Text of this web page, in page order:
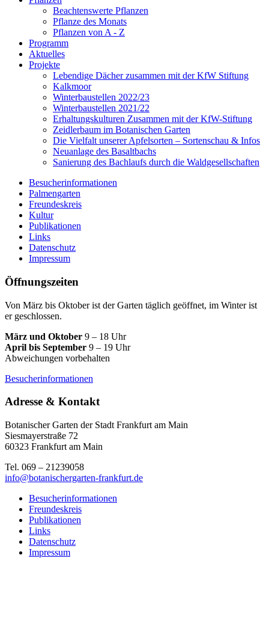
Beachtenswerte Pflanzen
Pflanze des Monats
Pflanzen von A - Z
Programm
Aktuelles
Projekte
Lebendige Dächer zusammen mit der KfW Stiftung
Kalkmoor
Winterbaustellen 2022/23
Winterbaustellen 2021/22
Erhaltungskulturen Zusammen mit der KfW-Stiftung
Zeidlerbaum im Botanischen Garten
Die Vielfalt unserer Apfelsorten – Sortenschau & Infos
Neuanlage des Basaltbachs
Sanierung des Bachlaufs durch die Waldgesellschaften
Besucherinformationen
Palmengarten
Freundeskreis
Kultur
Publikationen
Links
Datenschutz
Impressum
Öffnungszeiten
Von März bis Oktober ist der Garten täglich geöffnet, im Winter ist
er geschlossen.
März und Oktober 9 – 18 Uhr
April bis September 9 – 19 Uhr
Abweichungen vorbehalten
Besucherinformationen
Adresse & Kontakt
Botanischer Garten der Stadt Frankfurt am Main
Siesmayerstraße 72
60323 Frankfurt am Main
Tel. 069 – 21239058
info@botanischergarten-frankfurt.de
Besucherinformationen
Freundeskreis
Publikationen
Links
Datenschutz
Impressum